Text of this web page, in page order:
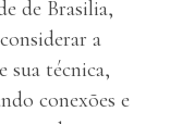
de Brasilia,
a
sua técnica,
conexões e